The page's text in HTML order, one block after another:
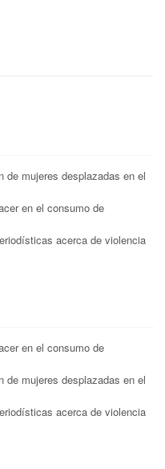
de mujeres desplazadas en el
en el consumo de
acerca de violencia
en el consumo de
de mujeres desplazadas en el
acerca de violencia